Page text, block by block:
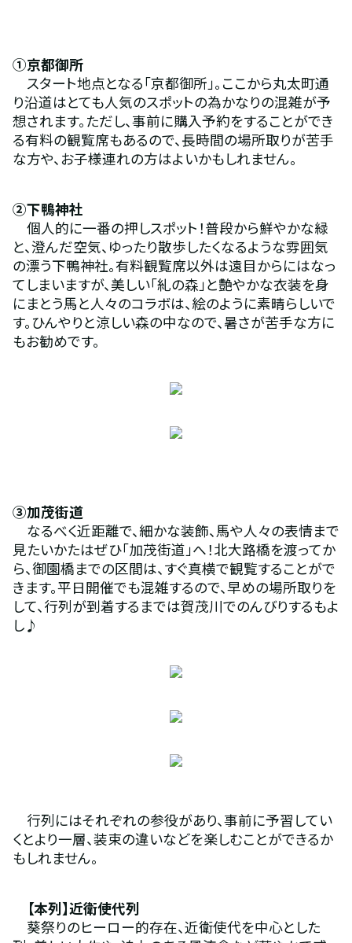
①京都御所
スタート地点となる「京都御所」。ここから丸太町通
り沿道はとても人気のスポットの為かなりの混雑が予
想されます。ただし、事前に購入予約をすることができ
る有料の観覧席もあるので、長時間の場所取りが苦手
な方や、お子様連れの方はよいかもしれません。
②下鴨神社
個人的に一番の押しスポット！普段から鮮やかな緑
と、澄んだ空気、ゆったり散歩したくなるような雰囲気
の漂う下鴨神社。有料観覧席以外は遠目からにはなっ
てしまいますが、美しい「糺の森」と艶やかな衣装を身
にまとう馬と人々のコラボは、絵のように素晴らしいで
す。ひんやりと涼しい森の中なので、暑さが苦手な方に
もお勧めです。
➂加茂街道
なるべく近距離で、細かな装飾、馬や人々の表情まで
見たいかたはぜひ「加茂街道」へ！北大路橋を渡ってか
ら、御園橋までの区間は、すぐ真横で観覧することがで
きます。平日開催でも混雑するので、早めの場所取りを
して、行列が到着するまでは賀茂川でのんびりするもよ
し♪
行列にはそれぞれの参役があり、事前に予習してい
くとより一層、装束の違いなどを楽しむことができるか
もしれません。
【本列】近衛使代列
葵祭りのヒーロー的存在、近衛使代を中心とした